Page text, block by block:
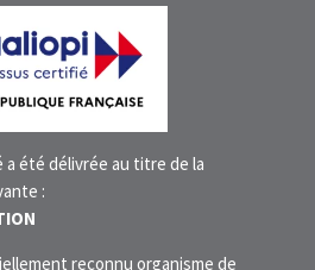
été délivrée au titre de la
:
reconnu organisme de